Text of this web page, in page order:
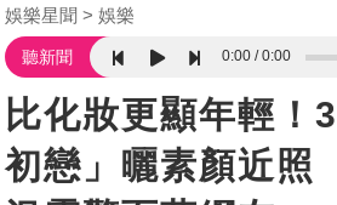
娛樂星聞 娛樂
聽新聞 0:00 0:00
比化妝更顯年輕！
初戀」曬素顏近